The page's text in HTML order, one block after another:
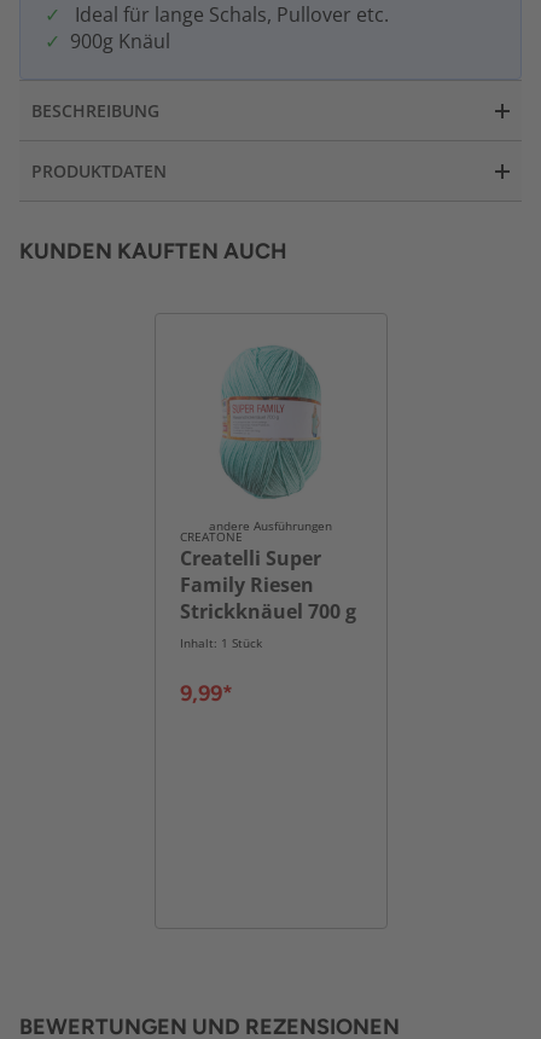
Ideal für lange Schals, Pullover etc.
900g Knäul
BESCHREIBUNG
PRODUKTDATEN
KUNDEN KAUFTEN AUCH
andere Ausführungen
CREATONE
Createlli Super
Family Riesen
Strickknäuel 700 g
Inhalt: 1 Stück
9,99*
BEWERTUNGEN UND REZENSIONEN